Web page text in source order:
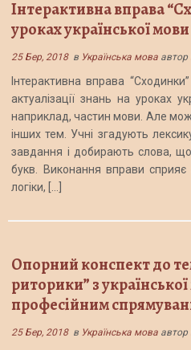
Інтерактивна вправа
уроках української мови
25 Бер, 2018в Українська мова автор
Інтерактивна вправа
актуалізації знань на уроках
наприклад, частин мови. Але
інших тем. Учні згадують
завдання і добирають слова, що
букв. Виконання вправи
логіки, […]
Опорний конспект до
риторики” з
професійним
25 Бер, 2018в Українська мова автор